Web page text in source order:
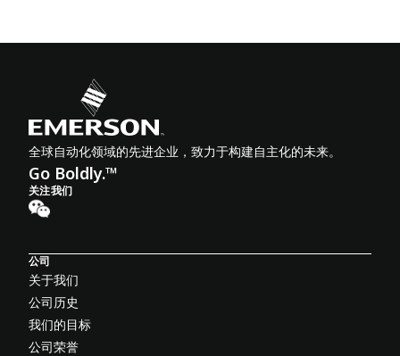
全球自动化领域的先进企业，致力于构建自主化的未来。
Go Boldly.™
关注我们
公司
关于我们
公司历史
我们的目标
公司荣誉